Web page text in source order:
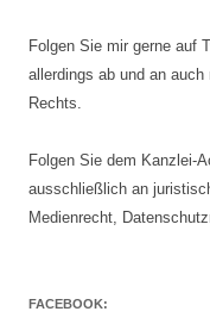
Folgen Sie mir gerne auf
allerdings ab und an
Rechts.
Folgen Sie dem Kanzlei-
ausschließlich an
Medienrecht,
FACEBOOK: